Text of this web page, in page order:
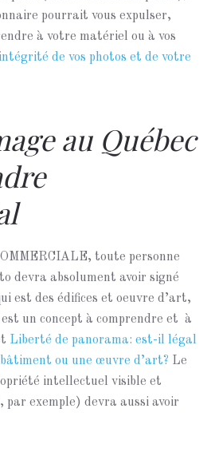
pourrait vous expulser,
à votre matériel ou à vos
de vos photos et de votre
au Québec
toute personne
devra absolument avoir signé
est des édifices et oeuvre d’art,
un concept à comprendre et à
Liberté de panorama: est-il légal
ou une œuvre d’art? Le
intellectuel visible et
par exemple) devra aussi avoir